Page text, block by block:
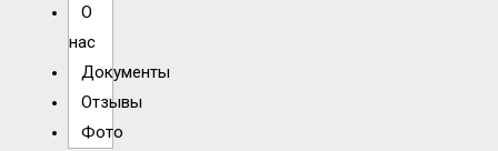
О
нас
Документы
Отзывы
Фото